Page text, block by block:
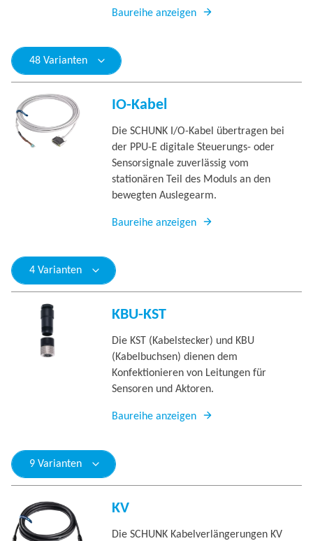
Baureihe anzeigen
48 Varianten
IO-Kabel
Die SCHUNK I/O-Kabel übertragen bei
der PPU-E digitale Steuerungs- oder
Sensorsignale zuverlässig vom
stationären Teil des Moduls an den
bewegten Auslegearm.
Baureihe anzeigen
4 Varianten
KBU-KST
Die KST (Kabelstecker) und KBU
(Kabelbuchsen) dienen dem
Konfektionieren von Leitungen für
Sensoren und Aktoren.
Baureihe anzeigen
9 Varianten
KV
Die SCHUNK Kabelverlängerungen KV